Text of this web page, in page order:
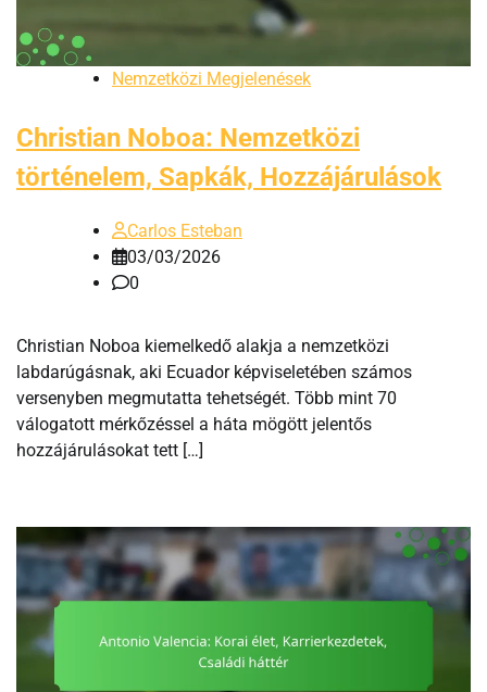
Nemzetközi Megjelenések
Christian Noboa: Nemzetközi
történelem, Sapkák, Hozzájárulások
Carlos Esteban
03/03/2026
0
Christian Noboa kiemelkedő alakja a nemzetközi
labdarúgásnak, aki Ecuador képviseletében számos
versenyben megmutatta tehetségét. Több mint 70
válogatott mérkőzéssel a háta mögött jelentős
hozzájárulásokat tett […]